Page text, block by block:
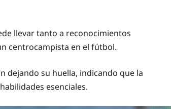
llevar tanto a reconocimientos
centrocampista en el fútbol.
dejando su huella, indicando que la
esenciales.